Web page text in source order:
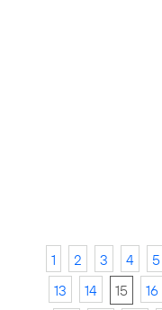
1 2 3 4 5
13
14 15 16